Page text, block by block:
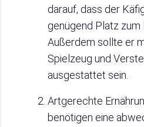
darauf, dass der
genügend Platz zum
Außerdem sollte er
Spielzeug und
ausgestattet sein.
Artgerechte
benötigen eine